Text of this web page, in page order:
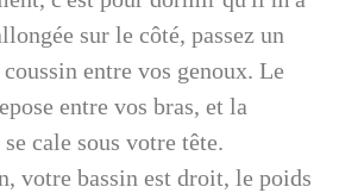
sur le côté, passez un
entre vos genoux. Le
entre vos bras, et la
cale sous votre tête.
votre bassin est droit, le poids